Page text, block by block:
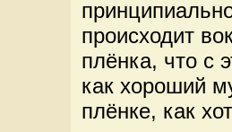
происходит
плёнка, что с
как хороший
плёнке, как